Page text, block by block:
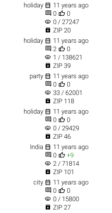
holiday  11 years ago
 0  0
visibility 0 / 27247
 ZIP 20
holiday  11 years ago
 2  0
visibility 1 / 138621
 ZIP 39
party  11 years ago
 0  0
visibility 33 / 62001
 ZIP 118
holiday  11 years ago
 0  0
visibility 0 / 29429
 ZIP 46
India  11 years ago
 0  +9
visibility 2 / 71814
 ZIP 101
city  11 years ago
 0  0
visibility 0 / 15800
 ZIP 27